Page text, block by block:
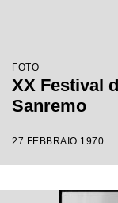
FOTO
XX Festival
Sanremo
27 FEBBRAIO 1970